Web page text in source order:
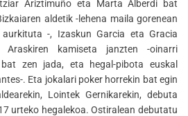
Ariztimuño eta Marta Alberdi bat
aldetik -lehena maila gorenean
-, Izaskun Garcia eta Gracia
kamiseta janzten -oinarri
zen jada, eta hegal-pibota euskal
. Eta jokalari poker horrekin bat egin
Lointek Gernikarekin, debuta
urteko hegalekoa. Ostiralean debutatu